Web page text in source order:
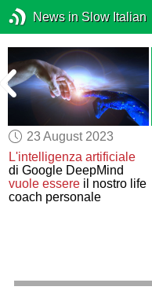
News in Slow Italian
23 August 2023
L'intelligenza artificiale
di Google DeepMind
vuole essere il nostro life
coach personale